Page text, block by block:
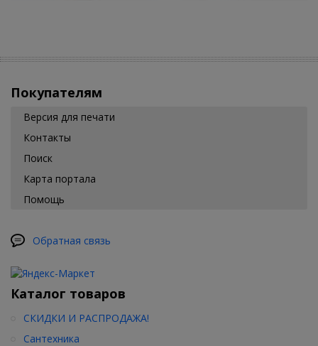
Покупателям
Версия для печати
Контакты
Поиск
Карта портала
Помощь
Обратная связь
Каталог товаров
СКИДКИ И РАСПРОДАЖА!
Сантехника